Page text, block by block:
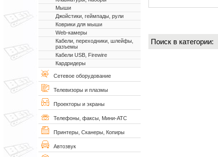
Мыши
Джойстики, геймпады, рули
Коврики для мыши
Web-камеры
Кабели, переходники, шлейфы,
разъемы
Кабели USB, Firewire
Кардридеры
Сетевое оборудование
Телевизоры и плазмы
Проекторы и экраны
Телефоны, факсы, Мини-АТС
Принтеры, Сканеры, Копиры
Автозвук
Поиск в